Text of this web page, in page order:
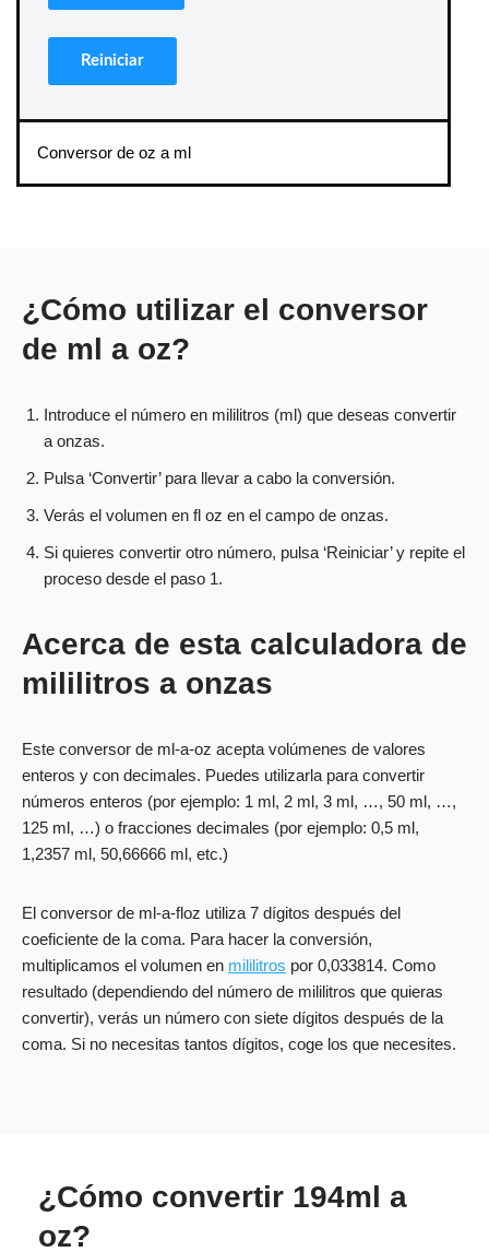
Conversor de oz a ml
¿Cómo utilizar el conversor
de ml a oz?
Introduce el número en mililitros (ml) que deseas convertir
a onzas.
Pulsa ‘Convertir’ para llevar a cabo la conversión.
Verás el volumen en fl oz en el campo de onzas.
Si quieres convertir otro número, pulsa ‘Reiniciar’ y repite el
proceso desde el paso 1.
Acerca de esta calculadora de
mililitros a onzas
Este conversor de ml-a-oz acepta volúmenes de valores
enteros y con decimales. Puedes utilizarla para convertir
números enteros (por ejemplo: 1 ml, 2 ml, 3 ml, …, 50 ml, …,
125 ml, …) o fracciones decimales (por ejemplo: 0,5 ml,
1,2357 ml, 50,66666 ml, etc.)
El conversor de ml-a-floz utiliza 7 dígitos después del
coeficiente de la coma. Para hacer la conversión,
multiplicamos el volumen en mililitros por 0,033814. Como
resultado (dependiendo del número de mililitros que quieras
convertir), verás un número con siete dígitos después de la
coma. Si no necesitas tantos dígitos, coge los que necesites.
¿Cómo convertir 194ml a
oz?